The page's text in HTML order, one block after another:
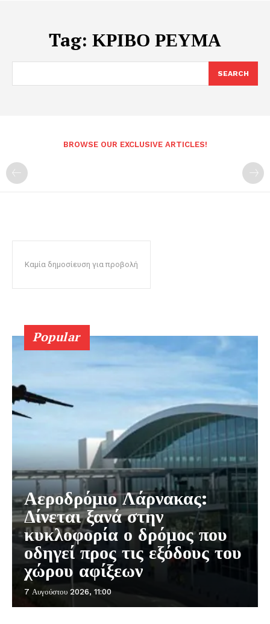
Tag: ΚΡΙΒΟ ΡΕΥΜΑ
SEARCH
BROWSE OUR EXCLUSIVE ARTICLES!
Καμία δημοσίευση για προβολή
Popular
Αεροδρόμιο Λάρνακας:
Δίνεται ξανά στην
κυκλοφορία ο δρόμος που
οδηγεί προς τις εξόδους του
χώρου αφίξεων
7 Αυγούστου 2026, 11:00